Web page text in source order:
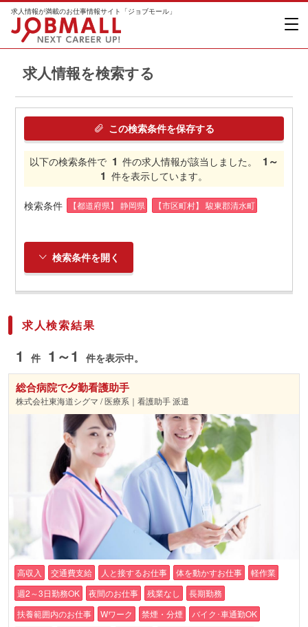
求人情報が満載のお仕事情報サイト「ジョブモール」
求人情報を検索する
この検索条件を保存する
以下の検索条件で 1 件の求人情報が該当しました。
1～
1 件を表示しています。
検索条件 【都道府県】 静岡県 【市区町村】 駿東郡清水町
検索条件を開く
求人検索結果
1 件 1～1 件を表示中。
総合病院で夕勤看護助手
株式会社東海道シグマ / 医療系｜看護助手 派遣
高収入 交通費支給 人と接するお仕事 体を動かすお仕事
軽作業
週2～3日勤務OK
夜間のお仕事 残業なし
長期勤務
扶養範囲内のお仕事
Wワーク 禁煙・分煙
バイク･車通勤OK